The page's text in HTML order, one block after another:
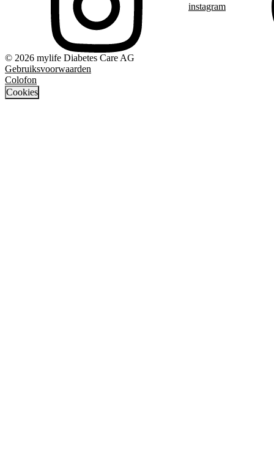
instagram
© 2026 mylife Diabetes Care AG
Gebruiksvoorwaarden
Colofon
Cookies